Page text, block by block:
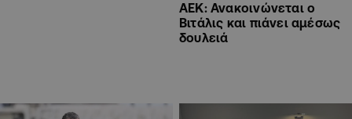
ΑΕΚ: Ανακοινώνεται ο
Βιτάλις και πιάνει αμέσως
δουλειά